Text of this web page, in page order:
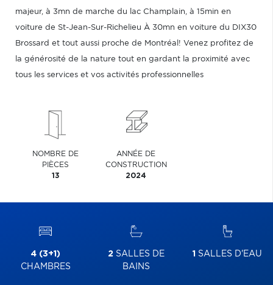
majeur, à 3mn de marche du lac Champlain, à 15min en
voiture de St-Jean-Sur-Richelieu À 30mn en voiture du DIX30
Brossard et tout aussi proche de Montréal! Venez profitez de
la générosité de la nature tout en gardant la proximité avec
tous les services et vos activités professionnelles
NOMBRE DE
PIÈCES
13
ANNÉE DE
CONSTRUCTION
2024
4 (3+1)
CHAMBRES
2 SALLES DE
BAINS
1 SALLES D'EAU